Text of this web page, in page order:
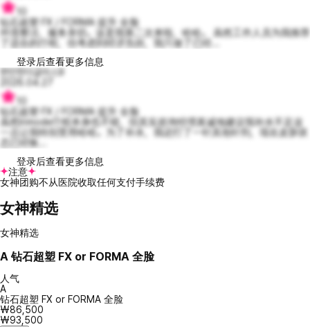
钻石超塑 FX / FORMA 提升 全脸
环境整洁，服务亲切。这是我第二次来啦，哈哈。 虽然工作人员为我推荐
了适合的疗程，但考虑到经济负担，我只做了已经...
登录后查看更多信息
편안한더글라스9
2026.04.27
钻石超塑 FX / FORMA 提升 全脸
虽然Inmode疗程本身也不错，但其实咨询经理真诚地建议我补水不足这
一点让我特别受用哈哈。为了补水，我还打了一针其他针剂，现在皮肤状
态已经恢...
登录后查看更多信息
注意
女神团购不从医院收取任何支付手续费
女神精选
女神精选
A 钻石超塑 FX or FORMA 全脸
人气
A
钻石超塑 FX or FORMA 全脸
₩86,500
₩93,500